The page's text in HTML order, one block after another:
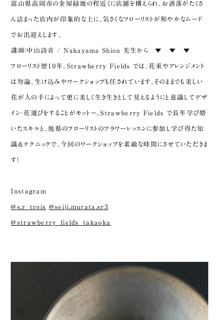
富山県高岡市の金屋緑地の程近くに店舗を構えられ、お洒落がたくさ
ん詰まった店内が印象的な上に、気さくなフローリストが和やかなムード
でお出迎えします。
講師：中山詩音 / Nakayama Shion 先生から ▼ ▼ ▼
フローリスト歴10年。Strawberry Fields では、花束やアレンジメント
は勿論、生け込みやワークショップも任されています。そのままでも美しい
花が人の手によって更に美しく生き生きとして見えるようにと意識してデザ
イン・花選びをすることがモットー。Strawberry Fields で長年学び磨
いたスキルと、他県のフローリストのフラワーレッスンに参加し学び得た知
識&テクニックで、今回のワークショップを素敵な時間にさせていただきま
す!
Instagram
@s.r_trois @seiji.murata.sr3
@strawberry_fields_takaoka